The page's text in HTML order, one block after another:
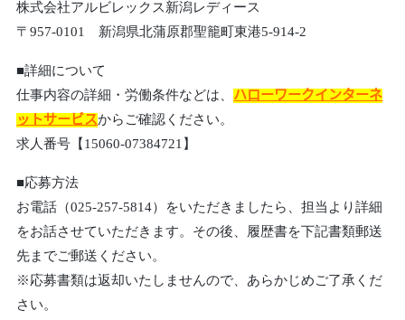
株式会社アルビレックス新潟レディース
〒957-0101 新潟県北蒲原郡聖籠町東港5-914-2
■詳細について
仕事内容の詳細・労働条件などは、 ハローワークインターネ
ットサービスからご確認ください。
求人番号【15060-07384721】
■応募方法
お電話（025-257-5814）をいただきましたら、担当より詳細
をお話させていただきます。その後、履歴書を下記書類郵送
先までご郵送ください。
※応募書類は返却いたしませんので、あらかじめご了承くだ
さい。